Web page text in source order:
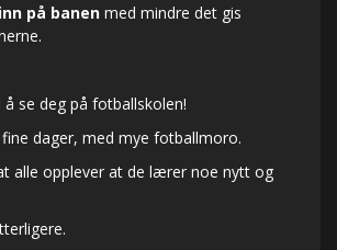
på banen med mindre det gis
å se deg på fotballskolen!
dager, med mye fotballmoro.
alle opplever at de lærer noe nytt og